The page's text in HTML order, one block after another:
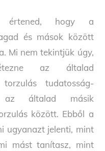
hogy a
és mások között
Mi nem tekintjük úgy,
az általad
tudatosság-
az általad másik
között. Ebből a
ugyanazt jelenti, mint
mást tanítasz, mint